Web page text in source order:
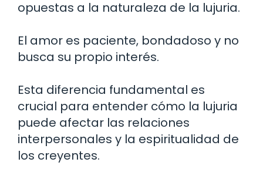
opuestas a la naturaleza de la lujuria.
El amor es paciente, bondadoso y no
busca su propio interés.
Esta diferencia fundamental es
crucial para entender cómo la lujuria
puede afectar las relaciones
interpersonales y la espiritualidad de
los creyentes.